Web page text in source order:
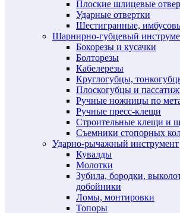
Плоские шлицевые
Ударные отвертки
Шестигранные,
Шарнирно-губцевый
Бокорезы и кусачки
Болторезы
Кабелерезы
Круглогубцы,
Плоскогубцы и
Ручные ножницы по
Ручные пресс-клещи
Строительные клещи и
Съемники стопорных
Ударно-рычажный инструмент
Кувалды
Молотки
Зубила, бородки,
добойники
Ломы, монтировки
Топоры